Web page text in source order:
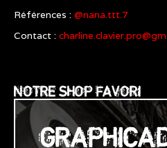
Références : @nana.ttt.7
Contact :
NOTRE SHOP FAVORI